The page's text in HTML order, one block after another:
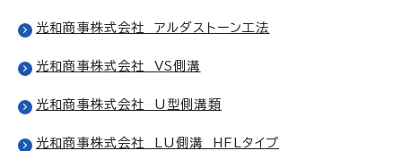
光和商事株式会社 アルダストーン工法
光和商事株式会社 VS側溝
光和商事株式会社 U型側溝類
光和商事株式会社 LU側溝 HFLタイプ